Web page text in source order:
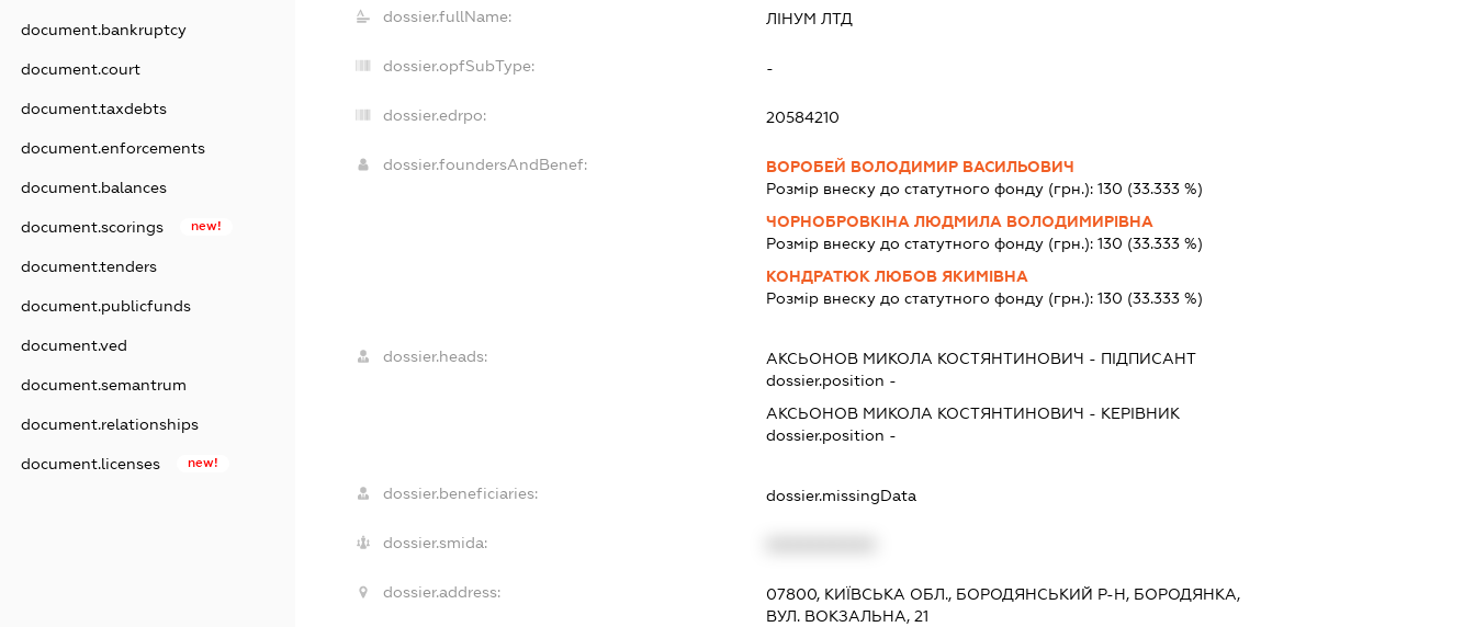
document.bankruptcy
document.court
document.taxdebts
document.enforcements
document.balances
document.scorings new!
document.tenders
document.publicfunds
document.ved
document.semantrum
document.relationships
document.licenses new!
dossier.fullName: ЛІНУМ ЛТД
dossier.opfSubType: -
dossier.edrpo: 20584210
dossier.foundersAndBenef:
ВОРОБЕЙ ВОЛОДИМИР ВАСИЛЬОВИЧ
Розмір внеску до статутного фонду (грн.): 130 (33.333 %)
ЧОРНОБРОВКІНА ЛЮДМИЛА ВОЛОДИМИРІВНА
Розмір внеску до статутного фонду (грн.): 130 (33.333 %)
КОНДРАТЮК ЛЮБОВ ЯКИМІВНА
Розмір внеску до статутного фонду (грн.): 130 (33.333 %)
dossier.heads: АКСЬОНОВ МИКОЛА КОСТЯНТИНОВИЧ - ПІДПИСАНТ
dossier.position -
АКСЬОНОВ МИКОЛА КОСТЯНТИНОВИЧ - КЕРІВНИК
dossier.position -
dossier.beneficiaries: dossier.missingData
dossier.smida:
dossier.address:
07800, КИЇВСЬКА ОБЛ., БОРОДЯНСЬКИЙ Р-Н, БОРОДЯНКА,
ВУЛ. ВОКЗАЛЬНА, 21